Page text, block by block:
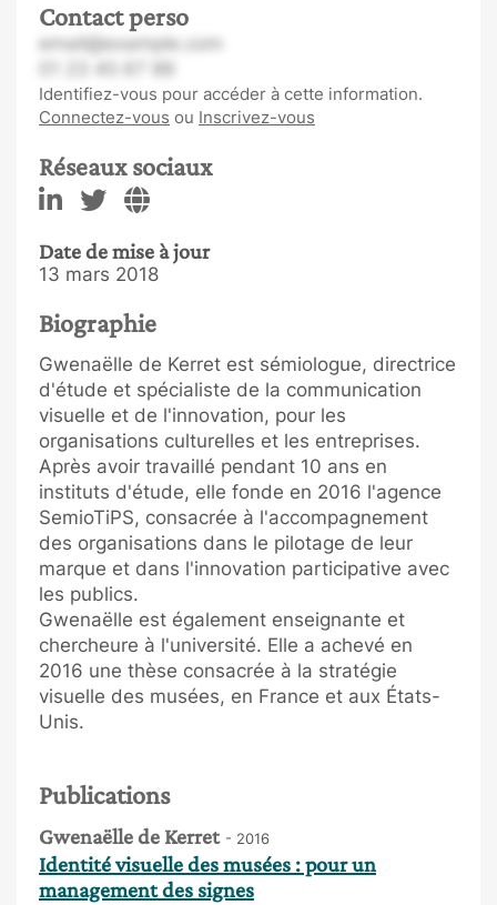
Contact perso
email@example.com
Identifiez-vous pour accéder à cette information.
Connectez-vous ou Inscrivez-vous
Réseaux sociaux
Date de mise à jour
13 mars 2018
Biographie
Gwenaëlle de Kerret est sémiologue, directrice
d'étude et spécialiste de la communication
visuelle et de l'innovation, pour les
organisations culturelles et les entreprises.
Après avoir travaillé pendant 10 ans en
instituts d'étude, elle fonde en 2016 l'agence
SemioTiPS, consacrée à l'accompagnement
des organisations dans le pilotage de leur
marque et dans l'innovation participative avec
les publics.
Gwenaëlle est également enseignante et
chercheure à l'université. Elle a achevé en
2016 une thèse consacrée à la stratégie
visuelle des musées, en France et aux États-
Unis.
Publications
Gwenaëlle de Kerret - 2016
Identité visuelle des musées : pour un
management des signes